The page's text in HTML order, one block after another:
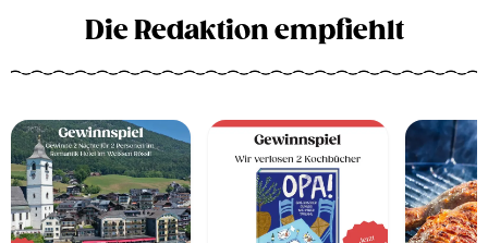
Die Redaktion empfiehlt